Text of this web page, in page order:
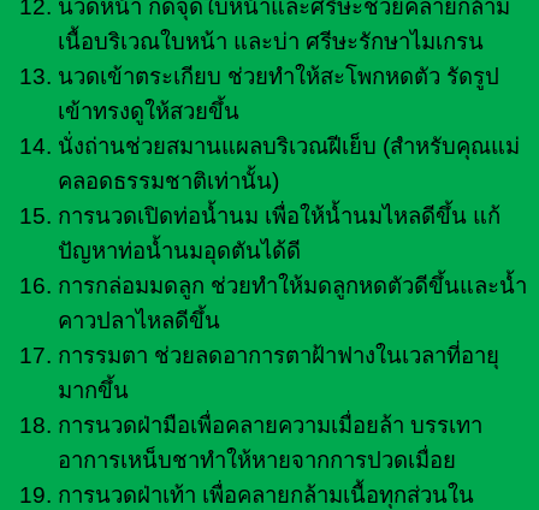
นวดหน้า กดจุดใบหน้าและศรีษะช่วยคลายกล้าม
เนื้อบริเวณใบหน้า และบ่า ศรีษะรักษาไมเกรน
นวดเข้าตระเกียบ ช่วยทำให้สะโพกหดตัว รัดรูป
เข้าทรงดูให้สวยขึ้น
นั่งถ่านช่วยสมานแผลบริเวณฝีเย็บ (สำหรับคุณแม่
คลอดธรรมชาติเท่านั้น)
การนวดเปิดท่อน้ำนม เพื่อให้น้ำนมไหลดีขึ้น แก้
ปัญหาท่อน้ำนมอุดตันได้ดี
การกล่อมมดลูก ช่วยทำให้มดลูกหดตัวดีขึ้นและน้ำ
คาวปลาไหลดีขึ้น
การรมตา ช่วยลดอาการตาฝ้าฟางในเวลาที่อายุ
มากขึ้น
การนวดฝ่ามือเพื่อคลายความเมื่อยล้า บรรเทา
อาการเหน็บชาทำให้หายจากการปวดเมื่อย
การนวดฝ่าเท้า เพื่อคลายกล้ามเนื้อทุกส่วนใน